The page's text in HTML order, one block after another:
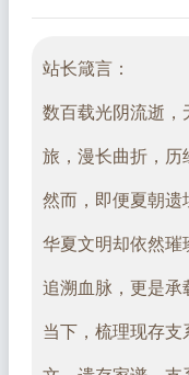
站长箴言：
数百载光阴流逝，
旅，漫长曲折，历
然而，即便夏朝遗
华夏文明却依然璀
追溯血脉，更是承
当下，梳理现存支